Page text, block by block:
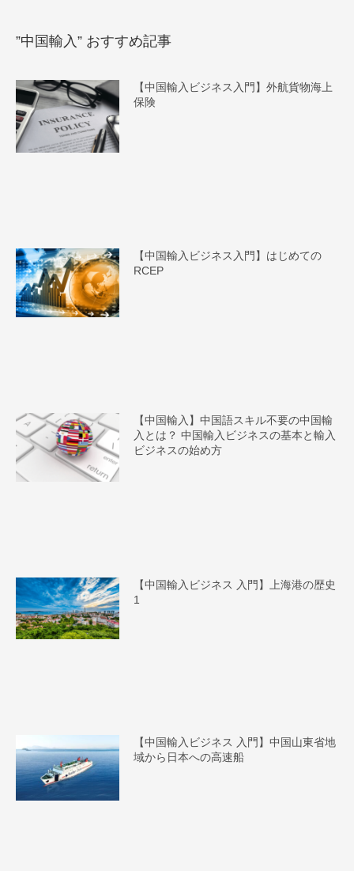
”中国輸入” おすすめ記事
【中国輸入ビジネス入門】外航貨物海上
保険
【中国輸入ビジネス入門】はじめての
RCEP
【中国輸入】中国語スキル不要の中国輸
入とは？ 中国輸入ビジネスの基本と輸入
ビジネスの始め方
【中国輸入ビジネス 入門】上海港の歴史
1
【中国輸入ビジネス 入門】中国山東省地
域から日本への高速船